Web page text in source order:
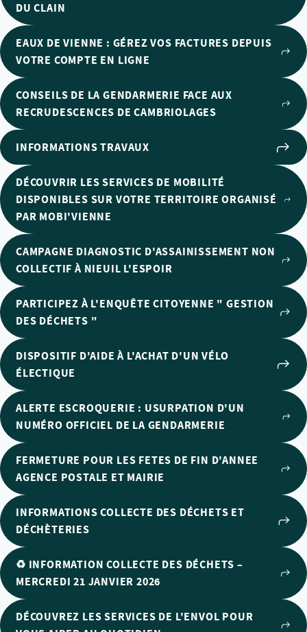
DU CLAIN
EAUX DE VIENNE : GÉREZ VOS FACTURES DEPUIS
VOTRE COMPTE EN LIGNE
CONSEILS DE LA GENDARMERIE FACE AUX
RECRUDESCENCES DE CAMBRIOLAGES
INFORMATIONS TRAVAUX
DÉCOUVRIR LES SERVICES DE MOBILITÉ
DISPONIBLES SUR VOTRE TERRITOIRE ORGANISÉ
PAR MOBI'VIENNE
CAMPAGNE DIAGNOSTIC D'ASSAINISSEMENT NON
COLLECTIF À NIEUIL L'ESPOIR
PARTICIPEZ À L'ENQUÊTE CITOYENNE " GESTION
DES DÉCHETS "
DISPOSITIF D'AIDE À L'ACHAT D'UN VÉLO
ÉLECTIQUE
ALERTE ESCROQUERIE : USURPATION D'UN
NUMÉRO OFFICIEL DE LA GENDARMERIE
FERMETURE POUR LES FETES DE FIN D'ANNEE
AGENCE POSTALE ET MAIRIE
INFORMATIONS COLLECTE DES DÉCHETS ET
DÉCHÈTERIES
♻️ INFORMATION COLLECTE DES DÉCHETS –
MERCREDI 21 JANVIER 2026
DÉCOUVREZ LES SERVICES DE L'ENVOL POUR